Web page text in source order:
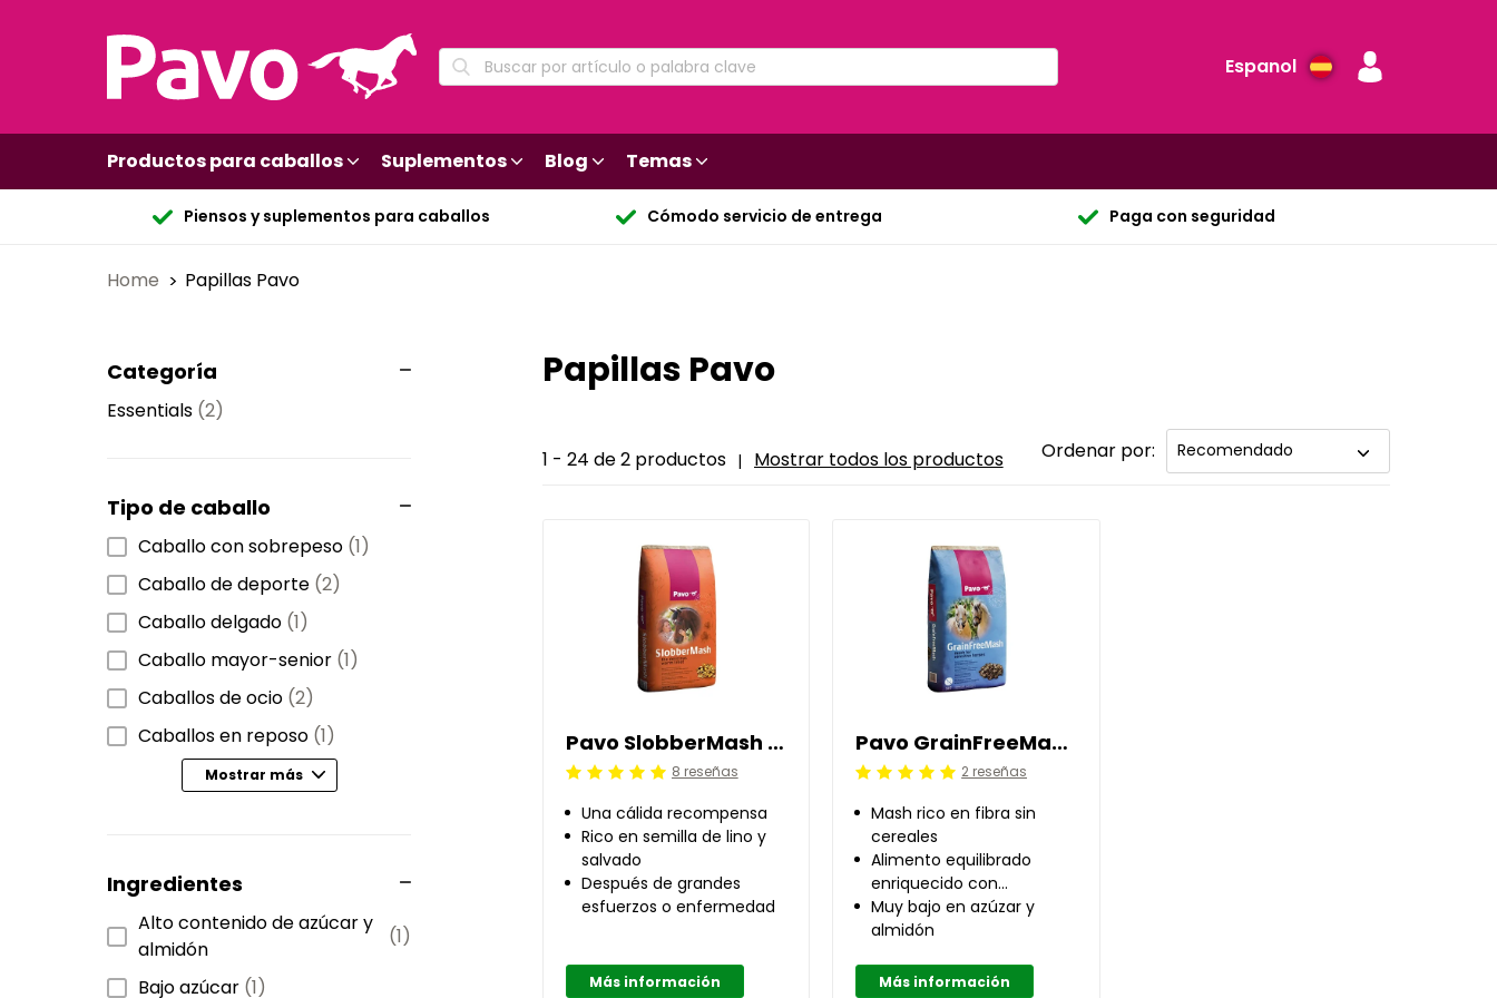
Espanol
Productos para caballos Suplementos Blog Temas
Piensos y suplementos para caballos Cómodo servicio de entrega Paga con seguridad
Home Papillas Pavo
Categoría
Essentials (2)
Tipo de caballo
Caballo con sobrepeso (1)
Caballo de deporte (2)
Caballo delgado (1)
Caballo mayor-senior (1)
Caballos de ocio (2)
Caballos en reposo (1)
Mostrar más
Ingredientes
Alto contenido de azúcar y
almidón
(1)
Bajo azúcar (1)
Papillas Pavo
1 - 24 de 2 productos | Mostrar todos los productos Ordenar por:
Pavo SlobberMash 15 kg
Calificación: 5 /58 reseñas
Una cálida recompensa
Rico en semilla de lino y
salvado
Después de grandes
esfuerzos o enfermedad
Más información
Pavo GrainFreeMash 15 kg
Calificación: 5 /52 reseñas
Mash rico en fibra sin
cereales
Alimento equilibrado
enriquecido con
vitaminas
Muy bajo en azúzar y
almidón
Más información